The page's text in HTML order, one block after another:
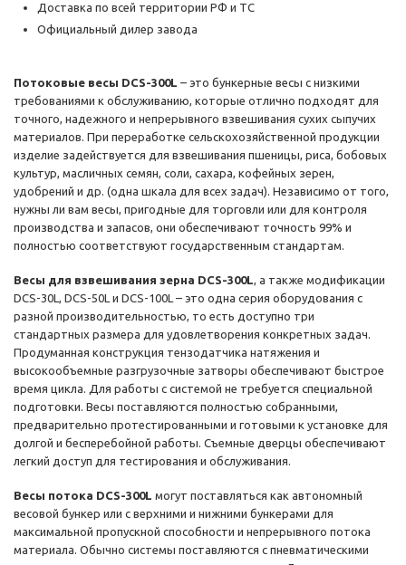
Доставка по всей территории РФ и ТС
Официальный дилер завода
Потоковые весы DCS-300L – это бункерные весы с низкими
требованиями к обслуживанию, которые отлично подходят для
точного, надежного и непрерывного взвешивания сухих сыпучих
материалов. При переработке сельскохозяйственной продукции
изделие задействуется для взвешивания пшеницы, риса, бобовых
культур, масличных семян, соли, сахара, кофейных зерен,
удобрений и др. (одна шкала для всех задач). Независимо от того,
нужны ли вам весы, пригодные для торговли или для контроля
производства и запасов, они обеспечивают точность 99% и
полностью соответствуют государственным стандартам.
Весы для взвешивания зерна DCS-300L, а также модификации
DCS-30L, DCS-50L и DCS-100L – это одна серия оборудования с
разной производительностью, то есть доступно три
стандартных размера для удовлетворения конкретных задач.
Продуманная конструкция тензодатчика натяжения и
высокообъемные разгрузочные затворы обеспечивают быстрое
время цикла. Для работы с системой не требуется специальной
подготовки. Весы поставляются полностью собранными,
предварительно протестированными и готовыми к установке для
долгой и бесперебойной работы. Съемные дверцы обеспечивают
легкий доступ для тестирования и обслуживания.
Весы потока DCS-300L могут поставляться как автономный
весовой бункер или с верхними и нижними бункерами для
максимальной пропускной способности и непрерывного потока
материала. Обычно системы поставляются с пневматическими